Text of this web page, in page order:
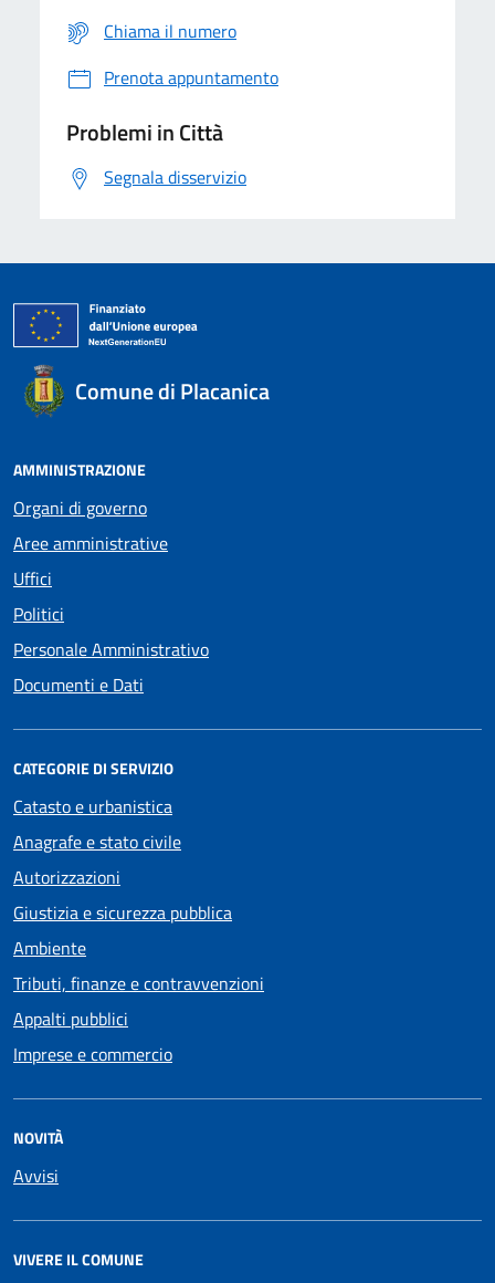
Chiama il numero
Prenota appuntamento
Problemi in Città
Segnala disservizio
Comune di Placanica
AMMINISTRAZIONE
Organi di governo
Aree amministrative
Uffici
Politici
Personale Amministrativo
Documenti e Dati
CATEGORIE DI SERVIZIO
Catasto e urbanistica
Anagrafe e stato civile
Autorizzazioni
Giustizia e sicurezza pubblica
Ambiente
Tributi, finanze e contravvenzioni
Appalti pubblici
Imprese e commercio
NOVITÀ
Avvisi
VIVERE IL COMUNE